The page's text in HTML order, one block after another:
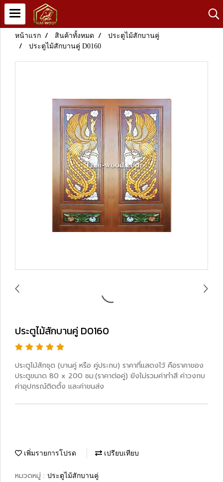
หน้าแรก สินค้าทั้งหมด
ประตูไม้สักบานคู่
ประตูไม้สักบานคู่ D0160
ประตูไม้สักบานคู่ D0160
ประตูไม้สักชุด (บานคู่ หรือ คู่ประกบ) ราคาที่แสดงไว้ คือราคาของ
ประตูขนาด 80 x 200 ซม.(ราคาต่อคู่) ยังไม่รวมค่าทำสี ค่าวงกบ
ค่าอุปกรณ์ติดตั้ง และค่าขนส่ง
เพิ่มรายการโปรด เปรียบเทียบ
หมวดหมู่ : ประตูไม้สักบานคู่